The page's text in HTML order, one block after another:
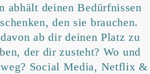
abhält deinen Bedürfnissen
den sie brauchen.
ab dir deinen Platz zu
der dir zusteht? Wo und
Social Media, Netflix &